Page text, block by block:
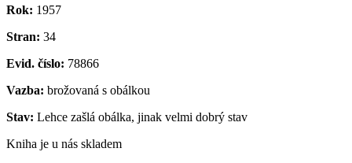
Rok: 1957
Stran: 34
Evid. číslo: 78866
Vazba: brožovaná s obálkou
Stav: Lehce zašlá obálka, jinak velmi dobrý stav
Kniha je u nás skladem